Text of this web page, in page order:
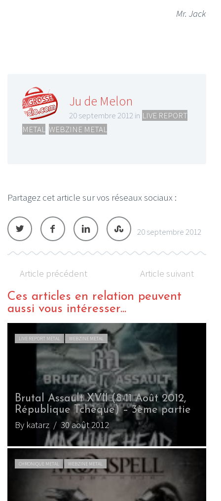
Mr. Jack
Ju de Melon
20 septembre 2012 in LIVE REPORT
METAL WEBZINE METAL
Partagez cet article sur vos réseaux sociaux :
20 septembre 2012
Article précédent Article suivant
Ces articles en relation peuvent
aussi vous intéresser...
LIVE REPORT METAL WEBZINE METAL
Brutal Assault XVII (8-11 Août 2012,
République Tchèque) – 3ème partie
By katarz / 30 août 2012
CHRONIQUE METAL WEBZINE METAL